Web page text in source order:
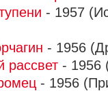
- 1957
- 1956
рассвет -
- 1956